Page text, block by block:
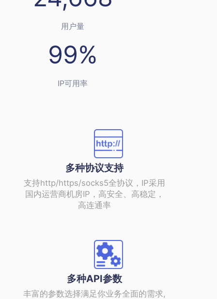
用户量
99%
IP可用率
多种协议支持
支持http/https/socks5全协议，IP采用
国内运营商机房IP，高安全、高稳定，
高连通率
多种API参数
丰富的参数选择满足你业务全面的需求,